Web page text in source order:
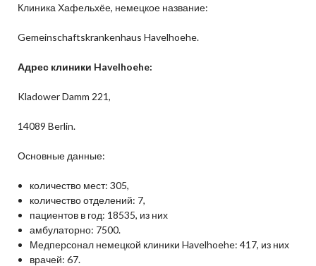
Клиника Хафельхёе, немецкое название:
Gemeinschaftskrankenhaus Havelhoehe.
Адрес клиники Havelhoehe:
Kladower Damm 221,
14089 Berlin.
Основные данные:
количество мест: 305,
количество отделений: 7,
пациентов в год: 18535, из них
амбулаторно: 7500.
Медперсонал немецкой клиники Havelhoehe: 417, из них
врачей: 67.